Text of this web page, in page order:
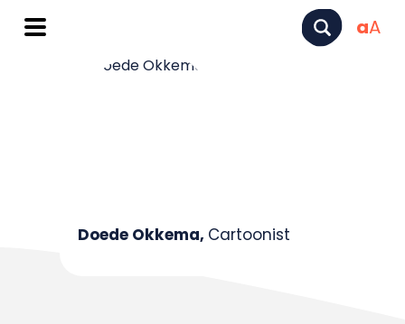
aA
Doede Okkema, Cartoonist